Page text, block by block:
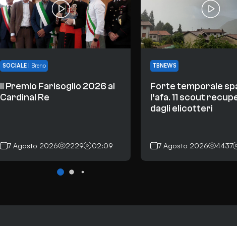
SOCIALE| Breno
Il Premio Farisoglio 2026 al
Cardinal Re
7 Agosto 2026 2229 02:09
TBNEWS
Forte temporale
l’afa. 11 scout
dagli elicotteri
7 Agosto 2026 4437